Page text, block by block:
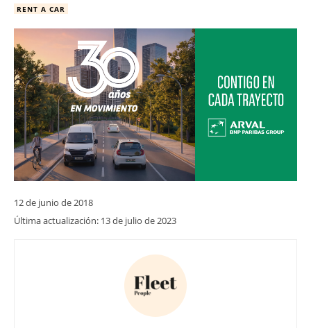
RENT A CAR
12 de junio de 2018
Última actualización: 13 de julio de 2023